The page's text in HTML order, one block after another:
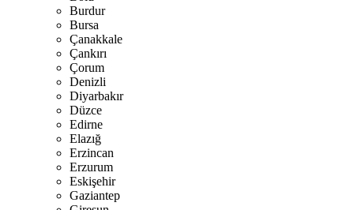
Burdur
Bursa
Çanakkale
Çankırı
Çorum
Denizli
Diyarbakır
Düzce
Edirne
Elazığ
Erzincan
Erzurum
Eskişehir
Gaziantep